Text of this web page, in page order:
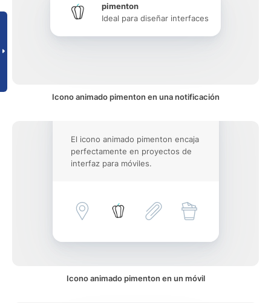
pimenton
Ideal para diseñar interfaces
Icono animado pimenton en una notificación
El icono animado pimenton encaja
perfectamente en proyectos de
interfaz para móviles.
Icono animado pimenton en un móvil